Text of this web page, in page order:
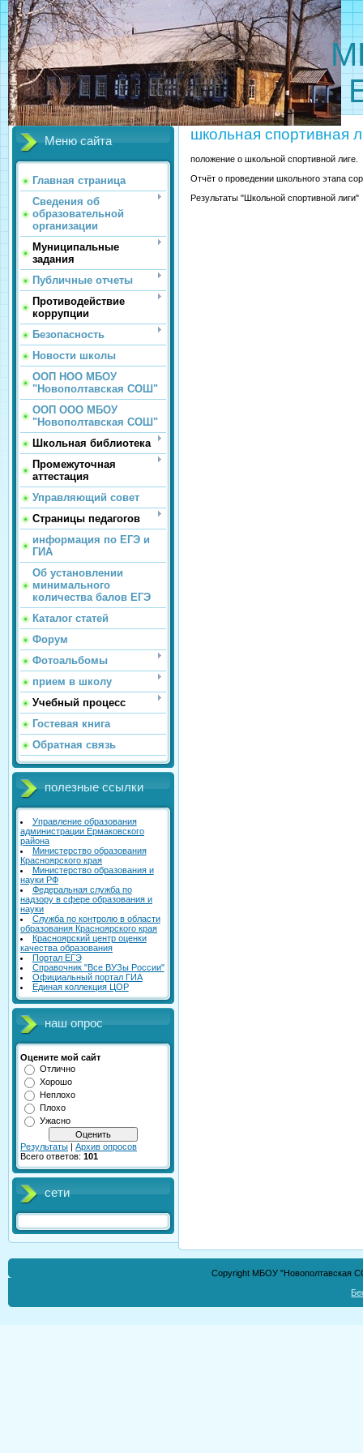
МБОУ
Меню сайта
Главная страница
Сведения об
образовательной
организации
Муниципальные
задания
Публичные отчеты
Противодействие
коррупции
Безопасность
Новости школы
ООП НОО МБОУ
"Новополтавская СОШ"
ООП ООО МБОУ
"Новополтавская СОШ"
Школьная библиотека
Промежуточная
аттестация
Управляющий совет
Страницы педагогов
информация по ЕГЭ и
ГИА
Об установлении
минимального
количества балов ЕГЭ
Каталог статей
Форум
Фотоальбомы
прием в школу
Учебный процесс
Гостевая книга
Обратная связь
полезные ссылки
Управление образования
администрации Ермаковского
района
Министерство образования
Красноярского края
Министерство образования и
науки РФ
Федеральная служба по
надзору в сфере образования и
науки
Служба по контролю в области
образования Красноярского края
Красноярский центр оценки
качества образования
Портал ЕГЭ
Справочник "Все ВУЗы России"
Официальный портал ГИА
Единая коллекция ЦОР
наш опрос
Оцените мой сайт
Отлично
Хорошо
Неплохо
Плохо
Ужасно
Результаты | Архив опросов
Всего ответов: 101
сети
школьная спортивная
положение о школьной спортивной лиге.
Отчёт о проведении школьного этапа
Результаты "Школьной спортивной лиги"
Copyright МБОУ "Новополтавская